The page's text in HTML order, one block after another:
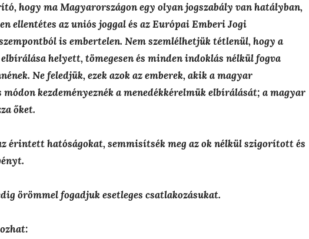
hogy ma Magyarországon egy olyan jogszabály van hatályban,
ellentétes az uniós joggal és az Európai Emberi Jogi
is embertelen. Nem szemlélhetjük tétlenül, hogy a
helyett, tömegesen és minden indoklás nélkül fogva
Ne feledjük, ezek azok az emberek, akik a magyar
kezdeményeznék a menedékkérelmük elbírálását; a magyar
őket.
érintett hatóságokat, semmisítsék meg az ok nélkül szigorított és
örömmel fogadjuk esetleges csatlakozásukat.